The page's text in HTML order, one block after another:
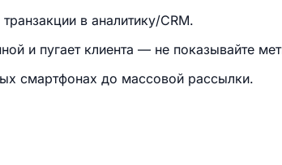
в аналитику/CRM.
и пугает клиента — не показывайте
смартфонах до массовой рассылки.